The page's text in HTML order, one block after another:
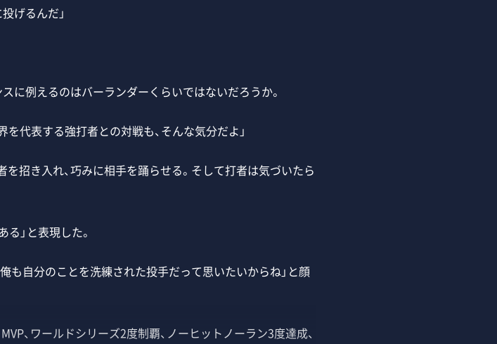
げるんだ」
に例えるのはバーランダーくらいではないだろうか。
を代表する強打者との対戦も、そんな気分だよ」
招き入れ、巧みに相手を踊らせる。そして打者は気づいたら
」と表現した。
も自分のことを洗練された投手だって思いたいからね」と顔
、ワールドシリーズ2度制覇、ノーヒットノーラン3度達成、